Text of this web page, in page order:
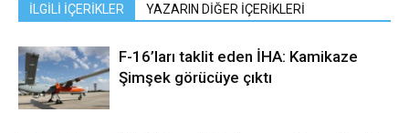
İLGİLİ İÇERİKLER YAZARIN DİĞER İÇERİKLERİ
F-16’ları taklit eden İHA: Kamikaze
Şimşek görücüye çıktı